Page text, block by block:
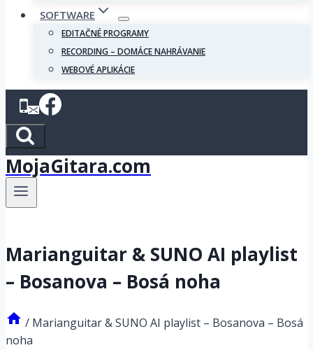
SOFTWARE
EDITAČNÉ PROGRAMY
RECORDING – DOMÁCE NAHRÁVANIE
WEBOVÉ APLIKÁCIE
MojaGitara.com
Marianguitar & SUNO AI playlist
– Bosanova – Bosá noha
/ Marianguitar & SUNO AI playlist – Bosanova – Bosá
noha